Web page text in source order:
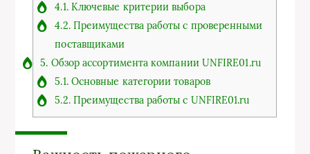
4.1.Ключевые критерии выбора
4.2.Преимущества работы с проверенными
поставщиками
5. Обзор ассортимента компании UNFIRE01.ru
5.1.Основные категории товаров
5.2.Преимущества работы с UNFIRE01.ru